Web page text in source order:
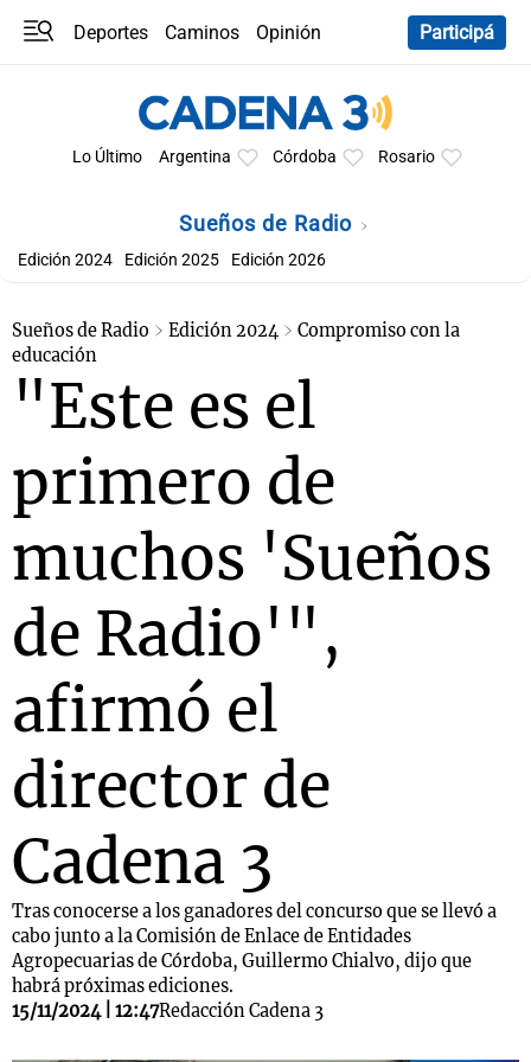
Deportes Caminos
Opinión
Participá
Lo Último Argentina Córdoba Rosario
Sueños de Radio
Edición 2024 Edición 2025 Edición 2026
Sueños de Radio Edición 2024
Compromiso con la
educación
"Este es el
primero de
muchos 'Sueños
de Radio'",
afirmó el
director de
Cadena 3
Tras conocerse a los ganadores del concurso que se llevó a
cabo junto a la Comisión de Enlace de Entidades
Agropecuarias de Córdoba, Guillermo Chialvo, dijo que
habrá próximas ediciones.
15/11/2024 | 12:47Redacción Cadena 3